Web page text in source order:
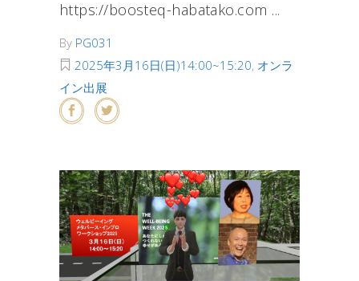
https://boosteq-habatako.com
By PG031
2025年3月16日(日)14:00~15:20, オンラ
イン出展